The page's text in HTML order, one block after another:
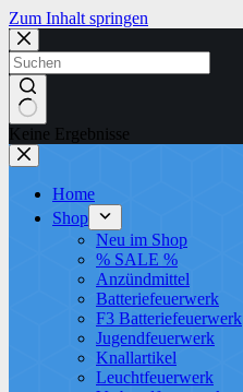
Zum Inhalt springen
Keine Ergebnisse
Home
Shop
Neu im Shop
% SALE %
Anzündmittel
Batteriefeuerwerk
F3 Batteriefeuerwerk
Jugendfeuerwerk​
Knallartikel
Leuchtfeuerwerk​